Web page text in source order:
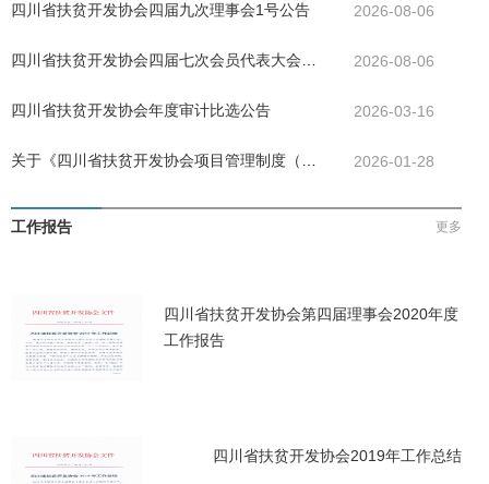
四川省扶贫开发协会四届九次理事会1号公告 2026-08-06
四川省扶贫开发协会四届七次会员代表大会公
2026-08-06
四川省扶贫开发协会年度审计比选公告 2026-03-16
关于《四川省扶贫开发协会项目管理制度（试
2026-01-28
工作报告 更多
四川省扶贫开发协会第四届理事会2020年度
工作报告
四川省扶贫开发协会2019年工作总结